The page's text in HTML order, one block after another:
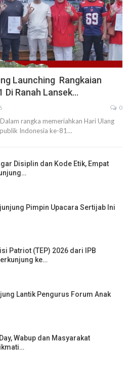
Launching Rangkaian
Di Ranah Lansek…
0
rangka memeriahkan Hari Ulang
Indonesia ke-81…
Disiplin dan Kode Etik, Empat
Pimpin Upacara Sertijab Ini
Patriot (TEP) 2026 dari IPB
ke…
Lantik Pengurus Forum Anak
Wabup dan Masyarakat